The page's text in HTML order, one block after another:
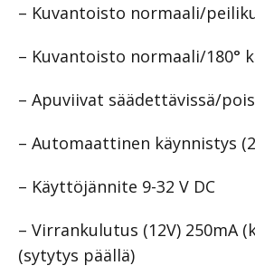
– Kuvantoisto normaali/
– Kuvantoisto normaali/180°
– Apuviivat säädettävissä/
– Automaattinen käynnistys
– Käyttöjännite 9-32 V DC
– Virrankulutus (12V) 250mA
(sytytys päällä)